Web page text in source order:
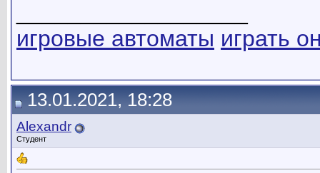
игровые автоматы играть
13.01.2021, 18:28
Alexandr
Студент